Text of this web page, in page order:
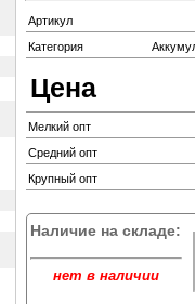
Артикул
Категория
Цена
Мелкий опт
Средний опт
Крупный опт
Наличие на складе:
нет в наличии